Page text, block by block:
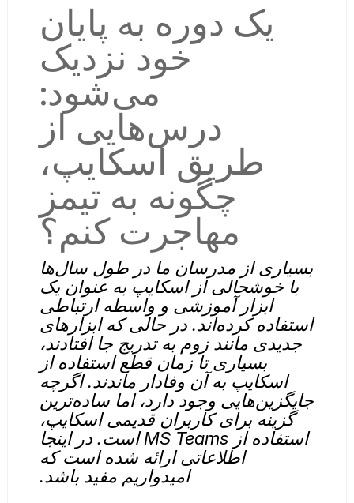
یک دوره به پایان
خود نزدیک
می‌شود:
درس‌هایی از
طریق اسکایپ،
چگونه به تیمز
مهاجرت کنم؟
بسیاری از مدرسان ما در طول سال‌ها
با خوشحالی از اسکایپ به عنوان یک
ابزار آموزشی و واسطه ارتباطی
استفاده کرده‌اند. در حالی که ابزارهای
جدیدی مانند زوم به تدریج جا افتادند،
بسیاری تا زمان قطع استفاده از
اسکایپ به آن وفادار ماندند. اگرچه
جایگزین‌هایی وجود دارد، اما ساده‌ترین
گزینه برای کاربران قدیمی اسکایپ،
استفاده از MS Teams است. در اینجا
اطلاعاتی ارائه شده است که
امیدواریم مفید باشد.